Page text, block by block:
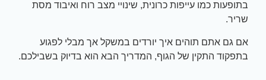
בתופעות כמו עייפות כרונית, שינויי מצב רוח ואיבוד מסת
שריר.
אם גם אתם תוהים איך יורדים במשקל אך מבלי לפגוע
בתפקוד התקין של הגוף, המדריך הבא הוא בדיוק בשבילכם.